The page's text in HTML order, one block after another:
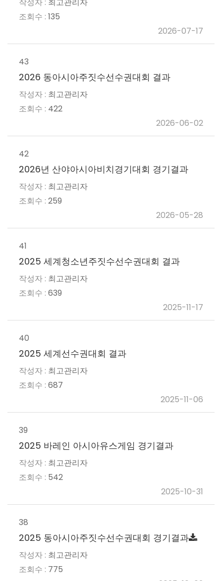
135
2026-07-17
43
2026 동아시아주짓수선수권대회 결과
최고관리자
422
2026-06-02
42
2026년 산야아시아비치경기대회 경기결과
최고관리자
259
2026-05-28
41
2025 세계청소년주짓수선수권대회 결과
최고관리자
639
2025-11-17
40
2025 세계선수권대회 결과
최고관리자
687
2025-11-06
39
2025 바레인 아시아유스게임 경기결과
최고관리자
542
2025-10-31
38
2025 동아시아주짓수선수권대회 경기결과
최고관리자
775